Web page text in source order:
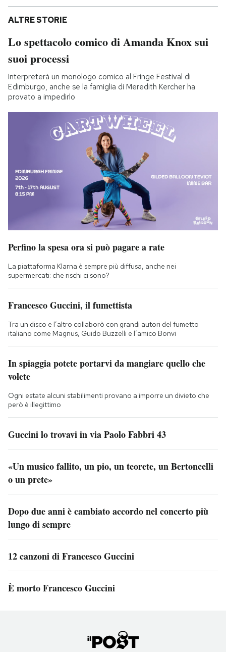
ALTRE STORIE
Lo spettacolo comico di Amanda Knox sui
suoi processi
Interpreterà un monologo comico al Fringe Festival di
Edimburgo, anche se la famiglia di Meredith Kercher ha
provato a impedirlo
Perfino la spesa ora si può pagare a rate
La piattaforma Klarna è sempre più diffusa, anche nei
supermercati: che rischi ci sono?
Francesco Guccini, il fumettista
Tra un disco e l’altro collaborò con grandi autori del fumetto
italiano come Magnus, Guido Buzzelli e l’amico Bonvi
In spiaggia potete portarvi da mangiare quello che
volete
Ogni estate alcuni stabilimenti provano a imporre un divieto che
però è illegittimo
Guccini lo trovavi in via Paolo Fabbri 43
«Un musico fallito, un pio, un teorete, un Bertoncelli
o un prete»
Dopo due anni è cambiato accordo nel concerto più
lungo di sempre
12 canzoni di Francesco Guccini
È morto Francesco Guccini